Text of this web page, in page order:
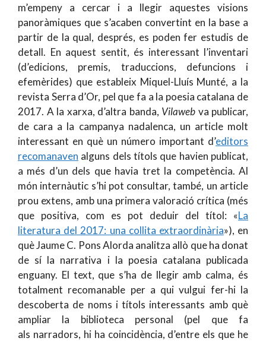
m’empeny a cercar i a llegir aquestes visions
panoràmiques que s’acaben convertint en la base a
partir de la qual, després, es poden fer estudis de
detall. En aquest sentit, és interessant l’inventari
(d’edicions, premis, traduccions, defuncions i
efemèrides) que estableix Miquel-Lluís Munté, a la
revista Serra d’Or, pel que fa a la poesia catalana de
2017. A la xarxa, d’altra banda, Vilaweb va publicar,
de cara a la campanya nadalenca, un article molt
interessant en què un número important d’editors
recomanaven alguns dels títols que havien publicat,
a més d’un dels que havia tret la competència. Al
món internàutic s’hi pot consultar, també, un article
prou extens, amb una primera valoració crítica (més
que positiva, com es pot deduir del títol: «La
literatura del 2017: una collita extraordinària»), en
què Jaume C. Pons Alorda analitza allò que ha donat
de sí la narrativa i la poesia catalana publicada
enguany. El text, que s’ha de llegir amb calma, és
totalment recomanable per a qui vulgui fer-hi la
descoberta de noms i títols interessants amb què
ampliar la biblioteca personal (pel que fa
als narradors, hi ha coincidència, d’entre els que he